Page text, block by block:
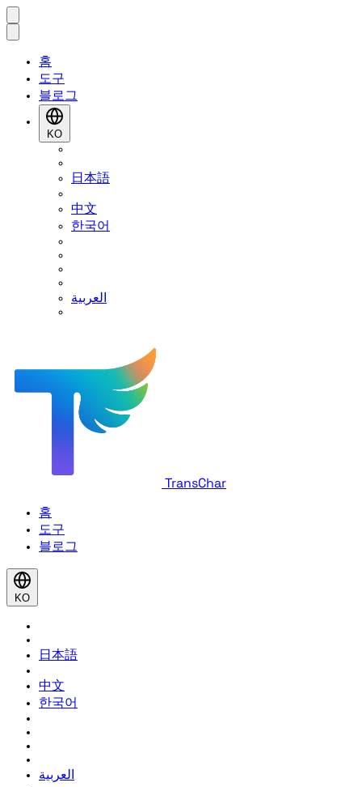
홈
도구
블로그
KO
日本語
中文
한국어
العربية
TransChar
홈
도구
블로그
KO
日本語
中文
한국어
العربية